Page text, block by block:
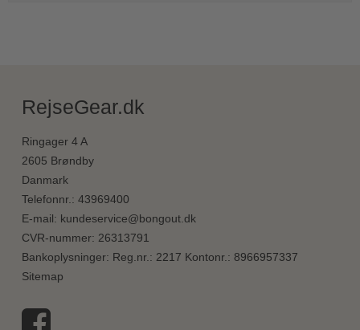
RejseGear.dk
Ringager 4 A
2605 Brøndby
Danmark
Telefonnr. : 43969400
E-mail: kundeservice@bongout.dk
CVR-nummer: 26313791
Bankoplysninger: Reg.nr.: 2217 Kontonr.: 8966957337
Sitemap